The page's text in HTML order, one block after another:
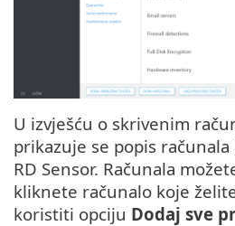
U izvješću o skrivenim
prikazuje se popis
RD Sensor. Računala
kliknete računalo koje
koristiti opciju Dodaj sve